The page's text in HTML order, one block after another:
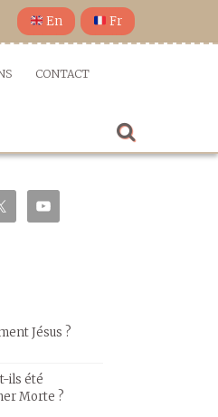
En Fr
CONTACT
Jésus ?
ils été
Morte ?